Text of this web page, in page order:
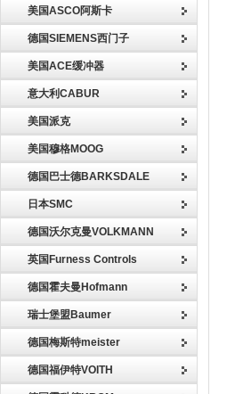
美国ASCO阿斯卡
德国SIEMENS西门子
美国ACE缓冲器
意大利CABUR
美国派克
美国穆格MOOG
德国巴士德BARKSDALE
日本SMC
德国沃尔克曼VOLKMANN
英国Furness Controls
德国霍夫曼Hofmann
瑞士堡盟Baumer
德国梅斯特meister
德国福伊特VOITH